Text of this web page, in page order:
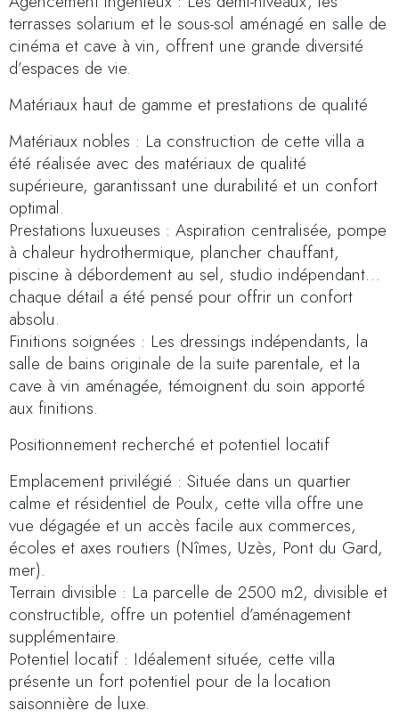
terrasses solarium et le sous-sol aménagé en salle de
cinéma et cave à vin, offrent une grande diversité
d’espaces de vie.
Matériaux haut de gamme et prestations de qualité
Matériaux nobles : La construction de cette villa a
été réalisée avec des matériaux de qualité
supérieure, garantissant une durabilité et un confort
optimal.
Prestations luxueuses : Aspiration centralisée, pompe
à chaleur hydrothermique, plancher chauffant,
piscine à débordement au sel, studio indépendant…
chaque détail a été pensé pour offrir un confort
absolu.
Finitions soignées : Les dressings indépendants, la
salle de bains originale de la suite parentale, et la
cave à vin aménagée, témoignent du soin apporté
aux finitions.
Positionnement recherché et potentiel locatif
Emplacement privilégié : Située dans un quartier
calme et résidentiel de Poulx, cette villa offre une
vue dégagée et un accès facile aux commerces,
écoles et axes routiers (Nîmes, Uzès, Pont du Gard,
mer).
Terrain divisible : La parcelle de 2500 m2, divisible et
constructible, offre un potentiel d’aménagement
supplémentaire.
Potentiel locatif : Idéalement située, cette villa
présente un fort potentiel pour de la location
saisonnière de luxe.